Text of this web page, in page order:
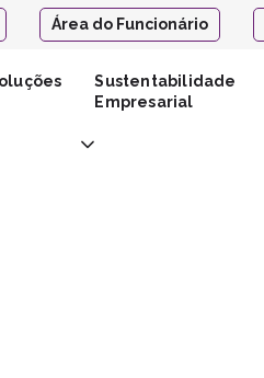
Área do Funcionário
Sustentabilidade
Empresarial